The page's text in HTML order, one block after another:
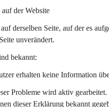
der Website
derselben Seite, auf der es
unverändert.
bekannt:
erhalten keine Information
Probleme wird aktiv
dieser Erklärung bekannt